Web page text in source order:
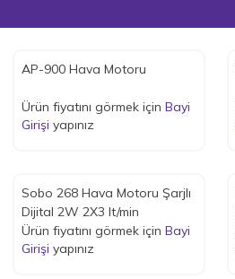
AP-900 Hava Motoru
Ürün fiyatını görmek için Bayi
Girişi yapınız
Sobo 268 Hava Motoru Şarjlı
Dijital 2W 2X3 lt/min
Ürün fiyatını görmek için Bayi
Girişi yapınız